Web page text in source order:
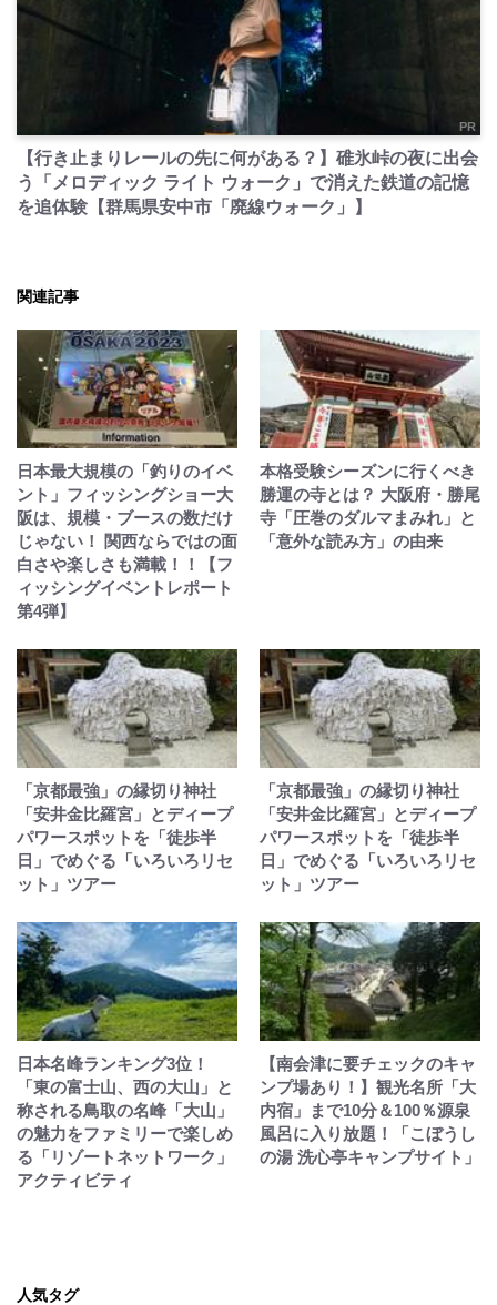
PR
【行き止まりレールの先に何がある？】碓氷峠の夜に出会
う「メロディック ライト ウォーク」で消えた鉄道の記憶
を追体験【群馬県安中市「廃線ウォーク」】
関連記事
日本最大規模の「釣りのイベ
ント」フィッシングショー大
阪は、規模・ブースの数だけ
じゃない！ 関西ならではの面
白さや楽しさも満載！！【フ
ィッシングイベントレポート
第4弾】
本格受験シーズンに行くべき
勝運の寺とは？ 大阪府・勝尾
寺「圧巻のダルマまみれ」と
「意外な読み方」の由来
「京都最強」の縁切り神社
「安井金比羅宮」とディープ
パワースポットを「徒歩半
日」でめぐる「いろいろリセ
ット」ツアー
「京都最強」の縁切り神社
「安井金比羅宮」とディープ
パワースポットを「徒歩半
日」でめぐる「いろいろリセ
ット」ツアー
日本名峰ランキング3位！
「東の富士山、西の大山」と
称される鳥取の名峰「大山」
の魅力をファミリーで楽しめ
る「リゾートネットワーク」
アクティビティ
【南会津に要チェックのキャ
ンプ場あり！】観光名所「大
内宿」まで10分＆100％源泉
風呂に入り放題！「こぼうし
の湯 洗心亭キャンプサイト」
人気タグ